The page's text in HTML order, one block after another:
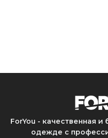
ForYou - качественная и
одежде с